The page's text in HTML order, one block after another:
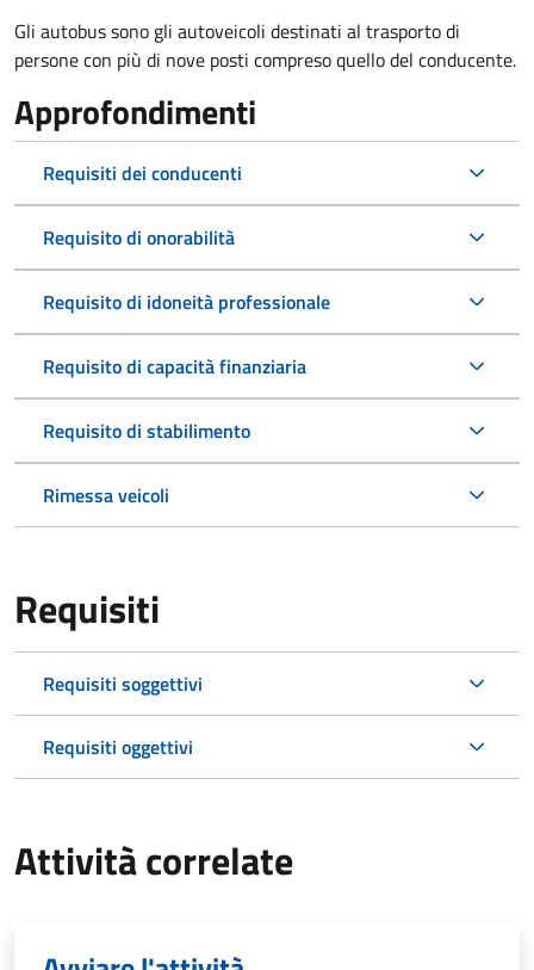
Gli autobus sono gli autoveicoli destinati al trasporto di
persone con più di nove posti compreso quello del conducente.
Approfondimenti
Requisiti dei conducenti
Requisito di onorabilità
Requisito di idoneità professionale
Requisito di capacità finanziaria
Requisito di stabilimento
Rimessa veicoli
Requisiti
Requisiti soggettivi
Requisiti oggettivi
Attività correlate